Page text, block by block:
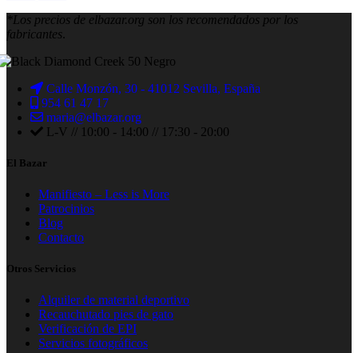
*Los precios de elbazar.org son los recomendados por los
fabricantes.
Calle Monzón, 30 - 41012 Sevilla, España
954 61 47 17
maria@elbazar.org
L-V // 10:00 - 14:00 // 17:30 - 20:00
El Bazar
Manifiesto – Less is More
Patrocinios
Blog
Contacto
Otros Servicios
Alquiler de material deportivo
Recauchutado pies de gato
Verificación de EPI
Servicios fotográficos